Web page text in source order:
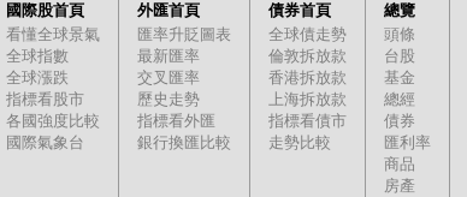
國際股首頁
看懂全球景氣
全球指數
全球漲跌
指標看股市
各國強度比較
國際氣象台
外匯首頁
匯率升貶圖表
最新匯率
交叉匯率
歷史走勢
指標看外匯
銀行換匯比較
債券首頁
全球債走勢
倫敦拆放款
香港拆放款
上海拆放款
指標看債市
走勢比較
總覽
頭條
台股
基金
總經
債券
匯利率
商品
房產